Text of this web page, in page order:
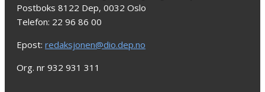
Postboks 8122 Dep, 0032 Oslo
Telefon: 22 96 86 00
Epost: redaksjonen@dio.dep.no
Org. nr 932 931 311